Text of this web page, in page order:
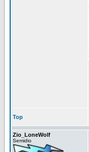
Top
Zio_LoneWolf
Semidio